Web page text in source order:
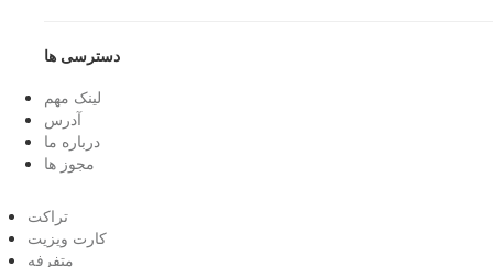
دسترسی ها
لینک مهم
آدرس
درباره ما
مجوز ها
تراکت
کارت ویزیت
متفرفه